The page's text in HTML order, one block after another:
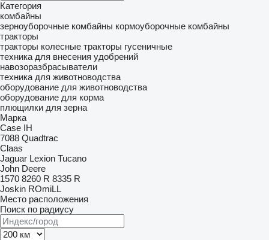
Категория
комбайны
зерноуборочные комбайны кормоуборочные комбайны
тракторы
тракторы колесные тракторы гусеничные
техника для внесения удобрений
навозоразбрасыватели
техника для животноводства
оборудование для животноводства
оборудование для корма
плющилки для зерна
Марка
Case IH
7088 Quadtrac
Claas
Jaguar Lexion Tucano
John Deere
1570 8260 R 8335 R
Joskin ROmiLL
Место расположения
Поиск по радиусу